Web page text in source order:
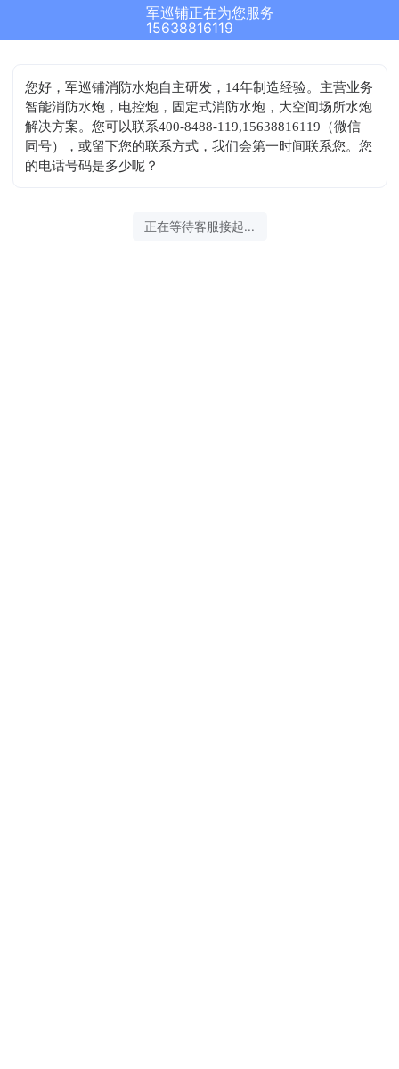
军巡铺正在为您服务
15638816119
您好，军巡铺消防水炮自主研发，14年制造经验。主营业务
智能消防水炮，电控炮，固定式消防水炮，大空间场所水炮
解决方案。您可以联系400-8488-119,15638816119（微信
同号），或留下您的联系方式，我们会第一时间联系您。您
的电话号码是多少呢？
正在等待客服接起...